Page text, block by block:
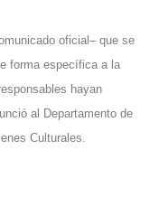
oficial– que se
forma específica a la
hayan
al Departamento de
Culturales.